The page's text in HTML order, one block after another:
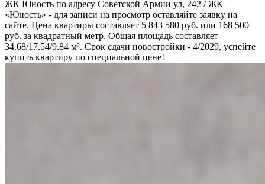
ЖК Юность по адресу Советской Армии ул, 242 / ЖК
«Юность» - для записи на просмотр оставляйте заявку на
сайте. Цена квартиры составляет 5 843 580 руб. или 168 500
руб. за квадратный метр. Общая площадь составляет
34.68/17.54/9.84 м². Срок сдачи новостройки - 4/2029, успейте
купить квартиру по специальной цене!